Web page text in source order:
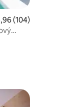
hodnocení
(104)